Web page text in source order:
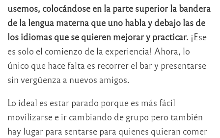
usemos, colocándose en la parte superior la bandera
de la lengua materna que uno habla y debajo las de
los idiomas que se quieren mejorar y practicar. ¡Ese
es solo el comienzo de la experiencia! Ahora, lo
único que hace falta es recorrer el bar y presentarse
sin vergüenza a nuevos amigos.
Lo ideal es estar parado porque es más fácil
movilizarse e ir cambiando de grupo pero también
hay lugar para sentarse para quienes quieran comer